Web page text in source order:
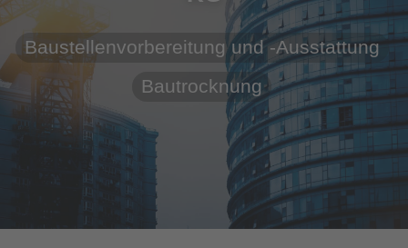
Baustellenvorbereitung und -Ausstattung
Bautrocknung